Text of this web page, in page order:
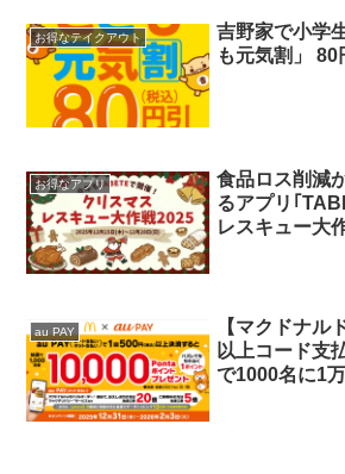
お得なテイクアウト
吉野家で小学
も元気割」 80
お得なアプリ
食品ロス削減
るアプリ｢
レスキュー大
au PAY
【マクドナル
以上コード支
で1000名に1